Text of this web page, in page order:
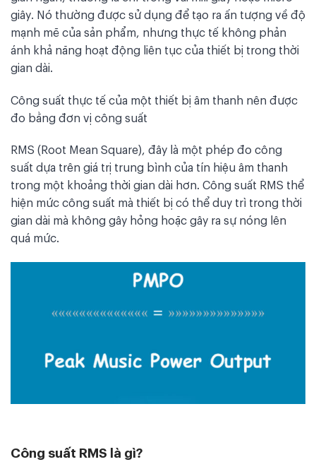
giây. Nó thường được sử dụng để tạo ra ấn tượng về độ
mạnh mẽ của sản phẩm, nhưng thực tế không phản
ánh khả năng hoạt động liên tục của thiết bị trong thời
gian dài.
Công suất thực tế của một thiết bị âm thanh nên được
đo bằng đơn vị công suất
RMS (Root Mean Square), đây là một phép đo công
suất dựa trên giá trị trung bình của tín hiệu âm thanh
trong một khoảng thời gian dài hơn. Công suất RMS thể
hiện mức công suất mà thiết bị có thể duy trì trong thời
gian dài mà không gây hỏng hoặc gây ra sự nóng lên
quá mức.
Công suất RMS là gì?